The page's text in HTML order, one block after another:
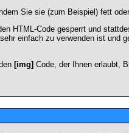
Sie sie (zum Beispiel) fett
HTML-Code gesperrt und
einfach zu verwenden ist und
[img] Code, der Ihnen erlaubt,